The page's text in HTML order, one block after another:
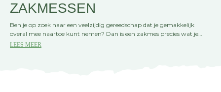
ZAKMESSEN
Ben je op zoek naar een veelzijdig gereedschap dat je gemakkelijk
overal mee naartoe kunt nemen? Dan is een zakmes precies wat je
nodig hebt. Deze handige tools zijn perfect voor allerlei klusjes, van het
LEES MEER